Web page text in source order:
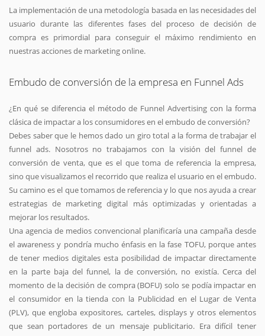
La implementación de una metodología basada en las necesidades del
usuario durante las diferentes fases del proceso de decisión de
compra es primordial para conseguir el máximo rendimiento en
nuestras acciones de marketing online.
Embudo de conversión de la empresa en Funnel Ads
¿En qué se diferencia el método de Funnel Advertising con la forma
clásica de impactar a los consumidores en el embudo de conversión?
Debes saber que le hemos dado un giro total a la forma de trabajar el
funnel ads. Nosotros no trabajamos con la visión del funnel de
conversión de venta, que es el que toma de referencia la empresa,
sino que visualizamos el recorrido que realiza el usuario en el embudo.
Su camino es el que tomamos de referencia y lo que nos ayuda a crear
estrategias de marketing digital más optimizadas y orientadas a
mejorar los resultados.
Una agencia de medios convencional planificaría una campaña desde
el awareness y pondría mucho énfasis en la fase TOFU, porque antes
de tener medios digitales esta posibilidad de impactar directamente
en la parte baja del funnel, la de conversión, no existía. Cerca del
momento de la decisión de compra (BOFU) solo se podía impactar en
el consumidor en la tienda con la Publicidad en el Lugar de Venta
(PLV), que engloba expositores, carteles, displays y otros elementos
que sean portadores de un mensaje publicitario. Era difícil tener